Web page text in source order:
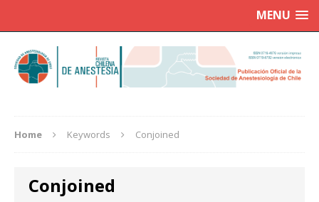
MENU
Home Keywords Conjoined
Conjoined